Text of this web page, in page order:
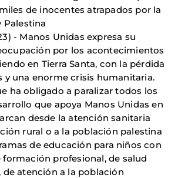
de inocentes atrapados por la
Palestina
- Manos Unidas expresa su
por los acontecimientos
en Tierra Santa, con la pérdida
y una enorme crisis humanitaria.
ha obligado a paralizar todos los
que apoya Manos Unidas en
desde la atención sanitaria
rural o a la población palestina
de educación para niños con
formación profesional, de salud
de atención a la población